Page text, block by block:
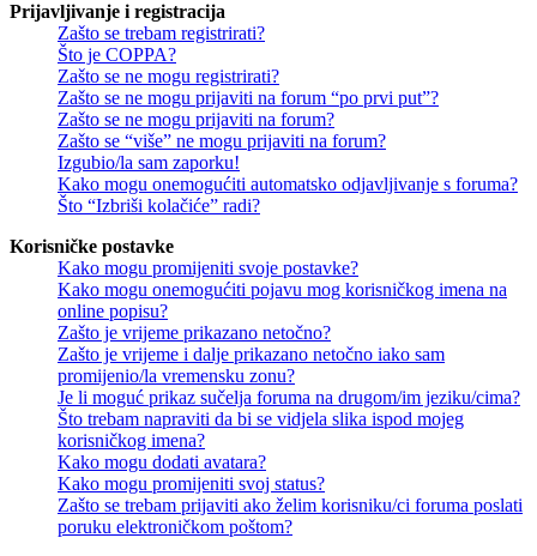
Prijavljivanje i registracija
Zašto se trebam registrirati?
Što je COPPA?
Zašto se ne mogu registrirati?
Zašto se ne mogu prijaviti na forum “po prvi put”?
Zašto se ne mogu prijaviti na forum?
Zašto se “više” ne mogu prijaviti na forum?
Izgubio/la sam zaporku!
Kako mogu onemogućiti automatsko odjavljivanje s foruma?
Što “Izbriši kolačiće” radi?
Korisničke postavke
Kako mogu promijeniti svoje postavke?
Kako mogu onemogućiti pojavu mog korisničkog imena na
online popisu?
Zašto je vrijeme prikazano netočno?
Zašto je vrijeme i dalje prikazano netočno iako sam
promijenio/la vremensku zonu?
Je li moguć prikaz sučelja foruma na drugom/im jeziku/cima?
Što trebam napraviti da bi se vidjela slika ispod mojeg
korisničkog imena?
Kako mogu dodati avatara?
Kako mogu promijeniti svoj status?
Zašto se trebam prijaviti ako želim korisniku/ci foruma poslati
poruku elektroničkom poštom?